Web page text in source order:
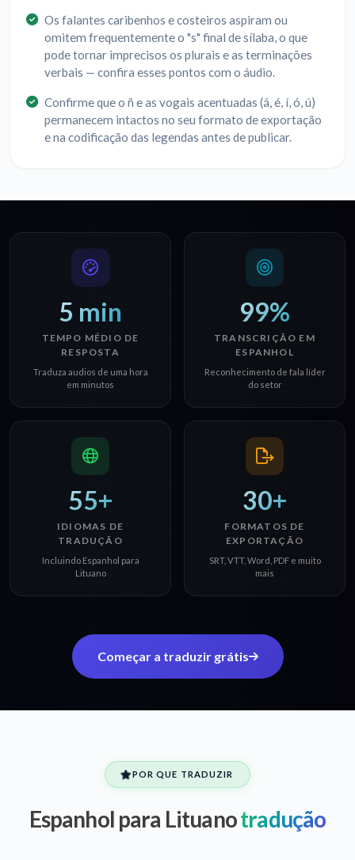
Os falantes caribenhos e costeiros aspiram ou
omitem frequentemente o "s" final de sílaba, o que
pode tornar imprecisos os plurais e as terminações
verbais — confira esses pontos com o áudio.
Confirme que o ñ e as vogais acentuadas (á, é, í, ó, ú)
permanecem intactos no seu formato de exportação
e na codificação das legendas antes de publicar.
5 min
TEMPO MÉDIO DE
RESPOSTA
Traduza audios de uma hora
em minutos
99%
TRANSCRIÇÃO EM
ESPANHOL
Reconhecimento de fala líder
do setor
55+
IDIOMAS DE
TRADUÇÃO
Incluindo Espanhol para
Lituano
30+
FORMATOS DE
EXPORTAÇÃO
SRT, VTT, Word, PDF e muito
mais
Começar a traduzir grátis
POR QUE TRADUZIR
Espanhol para Lituanotradução